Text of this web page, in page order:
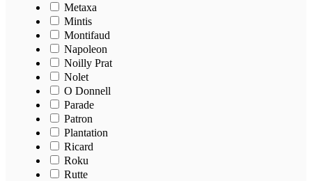
Metaxa
Mintis
Montifaud
Napoleon
Noilly Prat
Nolet
O Donnell
Parade
Patron
Plantation
Ricard
Roku
Rutte